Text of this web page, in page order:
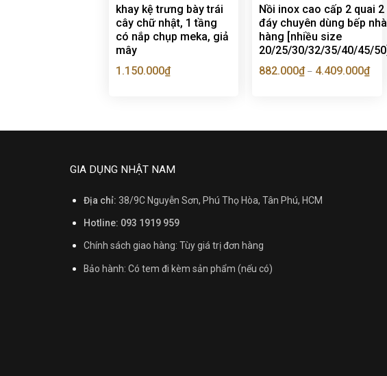
khay kệ trưng bày trái
cây chữ nhật, 1 tầng
có nắp chụp meka, giả
mây
1.150.000₫
Nồi inox cao cấp 2 quai 2
đáy chuyên dùng bếp nhà
hàng [nhiều size
20/25/30/32/35/40/45/50]
882.000₫– 4.409.000₫
GIA DỤNG NHẬT NAM
Địa chỉ: 38/9C Nguyễn Sơn, Phú Thọ Hòa, Tân Phú, HCM
Hotline: 093 1919 959
Chính sách giao hàng: Tùy giá trị đơn hàng
Bảo hành: Có tem đi kèm sản phẩm (nếu có)